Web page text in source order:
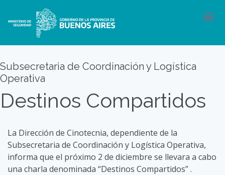
Subsecretaria de Coordinación y Logística
Operativa
Destinos Compartidos
La Dirección de Cinotecnia, dependiente de la
Subsecretaria de Coordinación y Logística Operativa,
informa que el próximo 2 de diciembre se llevara a cabo
una charla denominada “Destinos Compartidos” .